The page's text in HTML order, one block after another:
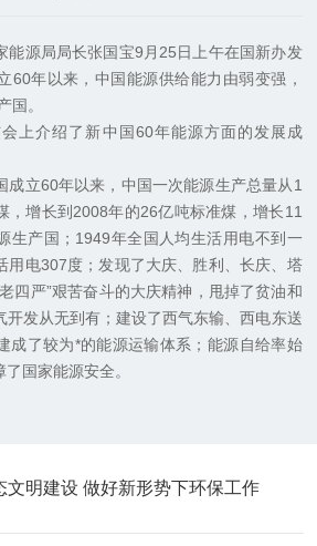
能源局局长张国宝9月25日上午在国新办发
60年以来，中国能源供给能力由弱变强，
国。
介绍了新中国60年能源方面的发展成
立60年以来，中国一次能源生产总量从1
，增长到2008年的26亿吨标准煤，增长11
生产国；1949年全国人均生活用电不到一
用电307度；发现了大庆、胜利、长庆、塔
四严”艰苦奋斗的大庆精神，甩掉了贫油和
开发从无到有；建设了西气东输、西电东送
成了较为*的能源运输体系；能源自给率始
国家能源安全。
文明建设 做好新形势下环保工作